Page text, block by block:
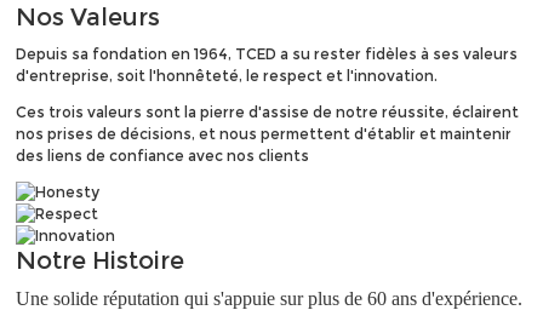
NosValeurs
Depuis sa fondation en 1964, TCED a su rester fidèles à ses valeurs
d'entreprise, soit l'honnêteté, le respect et l'innovation.
Ces trois valeurs sont la pierre d'assise de notre réussite, éclairent
nos prises de décisions, et nous permettent d'établir et maintenir
des liens de confiance avec nos clients
Notre Histoire
Une solide réputation qui s'appuie sur plus de 60 ans d'expérience.